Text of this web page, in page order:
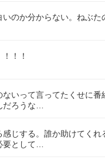
のか分からない。ねぶた
！！
ないって言ってたくせに番
だろうな…
じする。誰か助けてくれ
要として…